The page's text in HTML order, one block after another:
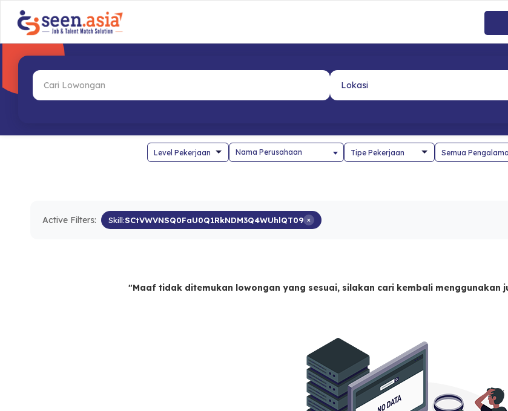
Nama Perusahaan
Active Filters: Skill:SCtVWVNSQ0FaU0Q1RkNDM3Q4WUhlQT09 ×
"Maaf tidak ditemukan lowongan yang sesuai, silakan cari kembali menggunakan